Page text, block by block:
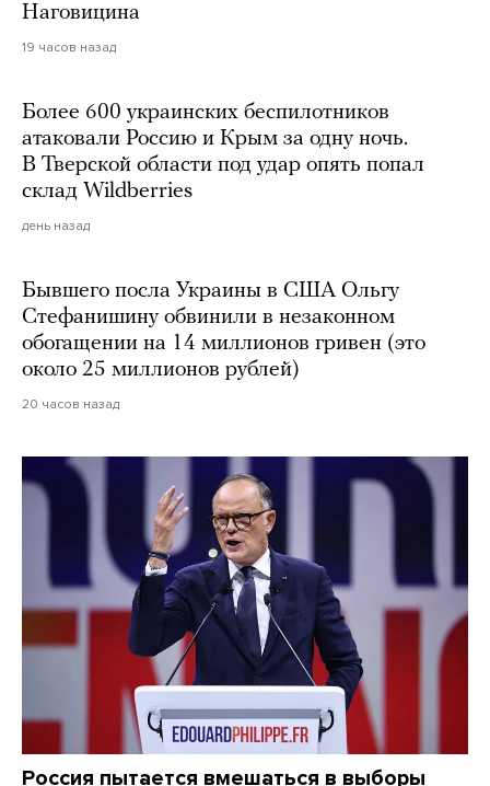
Наговицина
19 часов назад
Более 600 украинских беспилотников
атаковали Россию и Крым за одну ночь.
В Тверской области под удар опять попал
склад Wildberries
день назад
Бывшего посла Украины в США Ольгу
Стефанишину обвинили в незаконном
обогащении на 14 миллионов гривен (это
около 25 миллионов рублей)
20 часов назад
Россия пытается вмешаться в выборы